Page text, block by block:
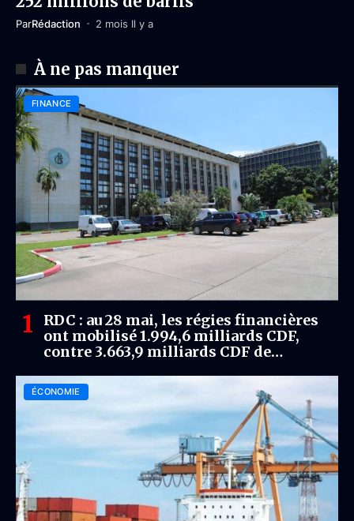
ParRédaction 2 mois Il y a
À ne pas manquer
FINANCE
RDC : au 28 mai, les régies financières
ont mobilisé 1.994,6 milliards CDF,
contre 3.663,9 milliards CDF de
ÉCONOMIE